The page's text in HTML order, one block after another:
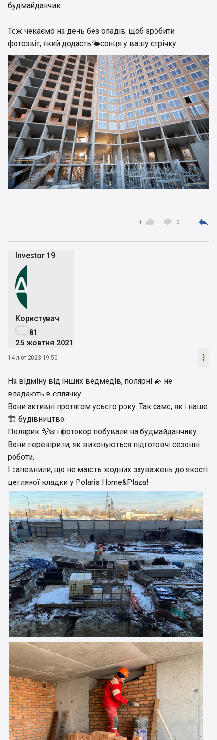
будмайданчик.
Тож чекаємо на день без опадів, щоб зробити
фотозвіт, який додасть🌤сонця у вашу стрічку.

0  0 
Investor 19
Користувач
81
25 жовтня 2021
14 лют 2023 19:50 
На відміну від інших ведмедів, полярні 💫 не
впадають в сплячку.
Вони активні протягом усього року. Так само, як і наше
🏗 будівництво.
Полярик 🐻‍❄️ і фотокор побували на будмайданчику.
Вони перевірили, як виконуються підготовчі сезонні
роботи.
І запевнили, що не мають жодних зауважень до якості
цегляної кладки у Polaris Home&Plaza!